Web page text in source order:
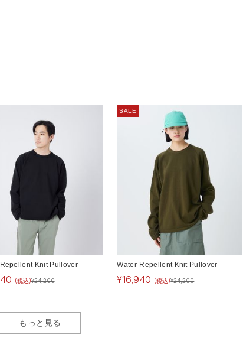
Knit Pullover
(税込)¥24,200
SALE
Water-Repellent Knit Pullover
¥16,940 (税込)¥24,200
もっと見る